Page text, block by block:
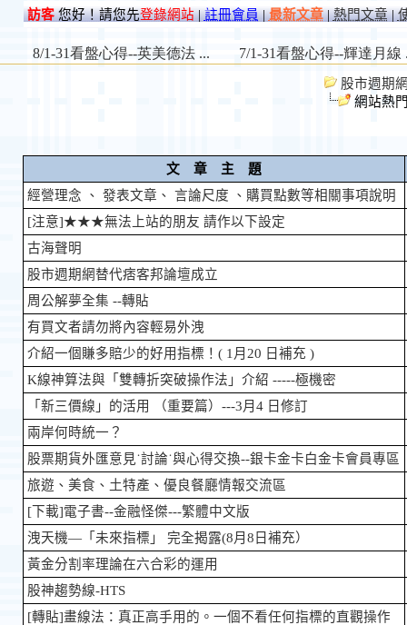
訪客您好！請您先登錄網站|註冊會員|最新文章|熱門文章|
股市週期
網站熱
文 章 主 題
經營理念 、 發表文章、 言論尺度 、購買點數等相關事項說明
[注意]★★★無法上站的朋友 請作以下設定
古海聲明
股市週期網替代痞客邦論壇成立
周公解夢全集 --轉貼
有買文者請勿將內容輕易外洩
介紹一個賺多賠少的好用指標！( 1月20 日補充 )
K線神算法與「雙轉折突破操作法」介紹 -----極機密
「新三價線」的活用 （重要篇）---3月4 日修訂
兩岸何時統一？
股票期貨外匯意見˙討論˙與心得交換--銀卡金卡白金卡會員專區
旅遊、美食、土特產、優良餐廳情報交流區
[下載]電子書--金融怪傑---繁體中文版
洩天機—「未來指標」 完全揭露(8月8日補充）
黃金分割率理論在六合彩的運用
股神趨勢線-HTS
[轉貼]畫線法：真正高手用的。一個不看任何指標的直觀操作